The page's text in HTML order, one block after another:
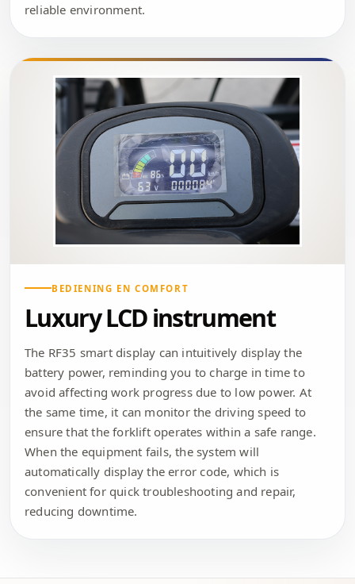
reliable environment.
BEDIENING EN COMFORT
Luxury LCD instrument
The RF35 smart display can intuitively display the
battery power, reminding you to charge in time to
avoid affecting work progress due to low power. At
the same time, it can monitor the driving speed to
ensure that the forklift operates within a safe range.
When the equipment fails, the system will
automatically display the error code, which is
convenient for quick troubleshooting and repair,
reducing downtime.